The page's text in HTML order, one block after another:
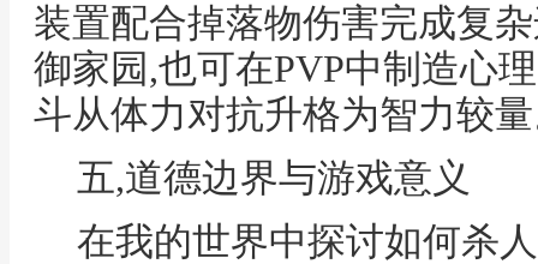
装置配合掉落物伤害完成复
御家园,也可在PVP中制造心
斗从体力对抗升格为智力较
五,道德边界与游戏意义
在我的世界中探讨如何杀